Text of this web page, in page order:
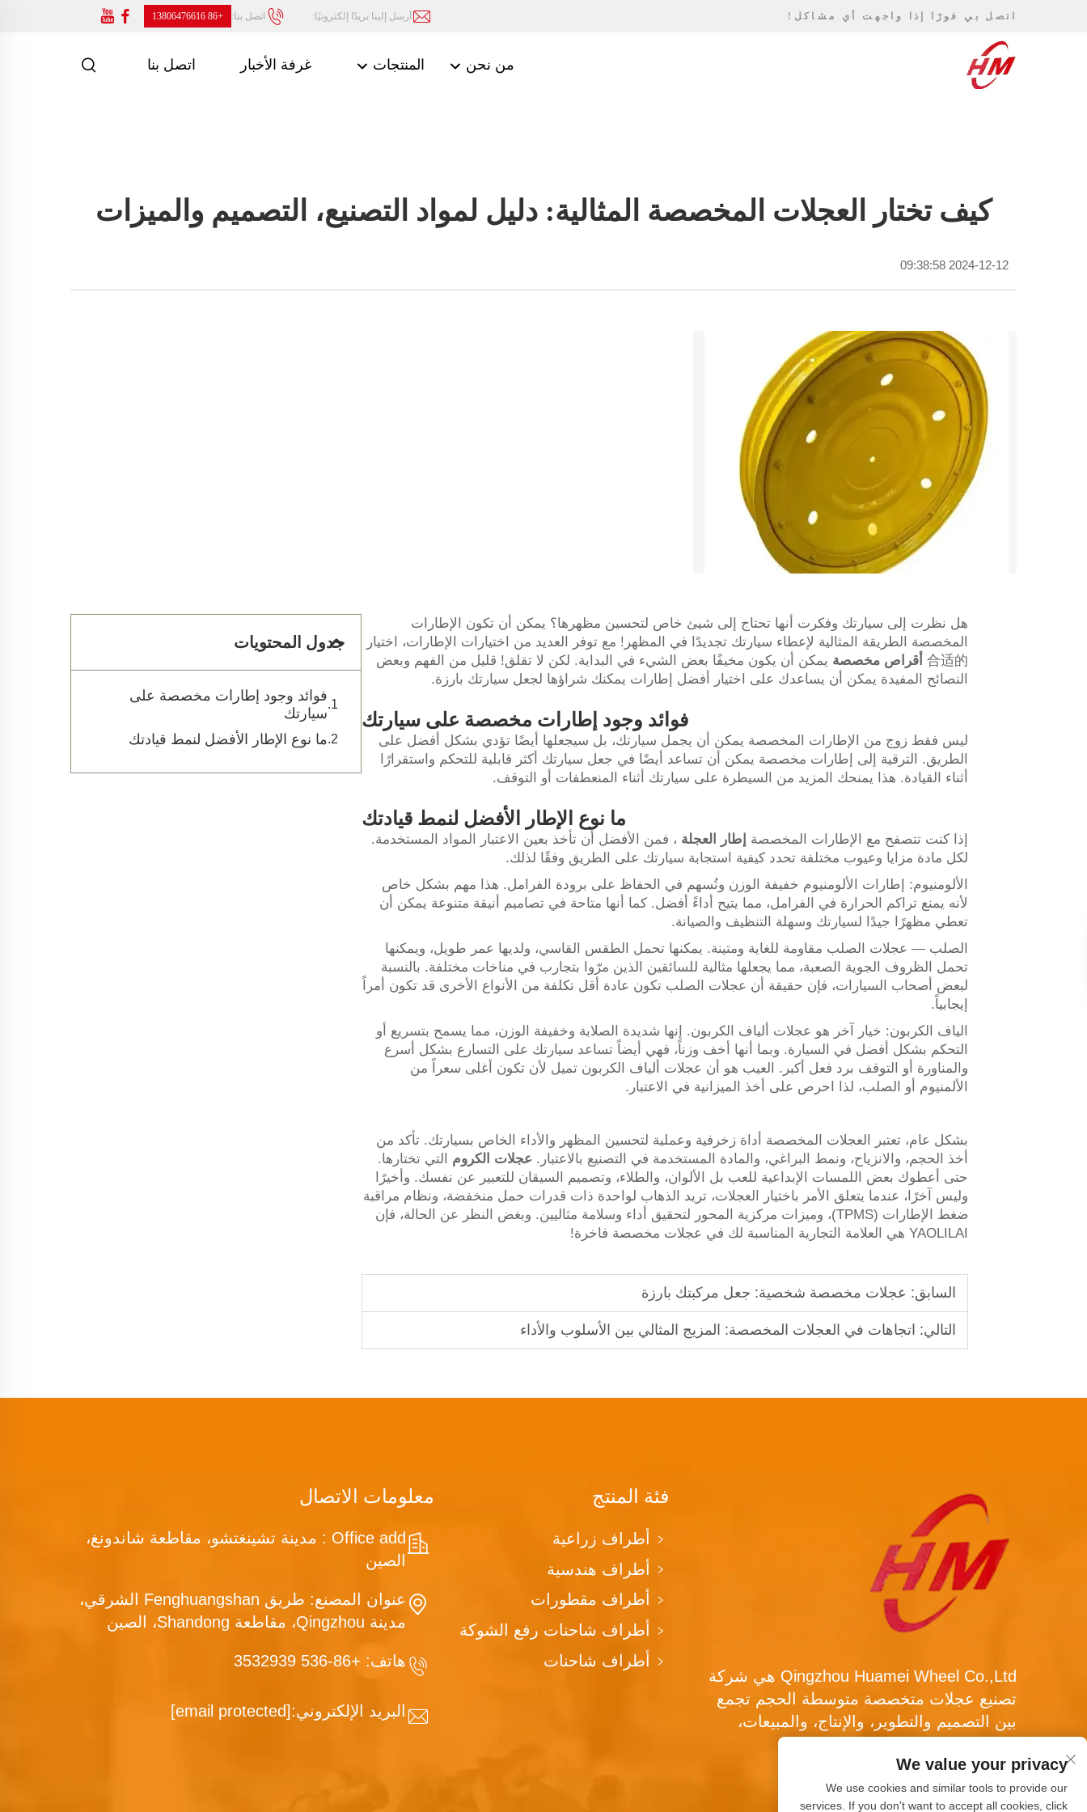
اتصل بي فورًا إذا واجهت أي مشاكل! أرسل إلينا بريدًا إلكترونيًا: اتصل بنا: +86 13806476616
من نحن المنتجات غرفة الأخبار اتصل بنا
كيف تختار العجلات المخصصة المثالية: دليل لمواد التصنيع، التصميم والميزات
2024-12-12 09:38:58
هل نظرت إلى سيارتك وفكرت أنها تحتاج إلى شيئ خاص لتحسين مظهرها؟ يمكن أن تكون الإطارات
المخصصة الطريقة المثالية لإعطاء سيارتك تجديدًا في المظهر! مع توفر العديد من اختيارات الإطارات، اختيار
合适的 أقراص مخصصة يمكن أن يكون مخيفًا بعض الشيء في البداية. لكن لا تقلق! قليل من الفهم وبعض
النصائح المفيدة يمكن أن يساعدك على اختيار أفضل إطارات يمكنك شراؤها لجعل سيارتك بارزة.
فوائد وجود إطارات مخصصة على سيارتك
ليس فقط زوج من الإطارات المخصصة يمكن أن يجمل سيارتك، بل سيجعلها أيضًا تؤدي بشكل أفضل على
الطريق. الترقية إلى إطارات مخصصة يمكن أن تساعد أيضًا في جعل سيارتك أكثر قابلية للتحكم واستقرارًا
أثناء القيادة. هذا يمنحك المزيد من السيطرة على سيارتك أثناء المنعطفات أو التوقف.
ما نوع الإطار الأفضل لنمط قيادتك
إذا كنت تتصفح مع الإطارات المخصصة إطار العجلة ، فمن الأفضل أن تأخذ بعين الاعتبار المواد المستخدمة.
لكل مادة مزايا وعيوب مختلفة تحدد كيفية استجابة سيارتك على الطريق وفقًا لذلك.
الألومنيوم: إطارات الألومنيوم خفيفة الوزن وتُسهم في الحفاظ على برودة الفرامل. هذا مهم بشكل خاص
لأنه يمنع تراكم الحرارة في الفرامل، مما يتيح أداءً أفضل. كما أنها متاحة في تصاميم أنيقة متنوعة يمكن أن
تعطي مظهرًا جيدًا لسيارتك وسهلة التنظيف والصيانة.
الصلب — عجلات الصلب مقاومة للغاية ومتينة. يمكنها تحمل الطقس القاسي، ولديها عمر طويل، ويمكنها
تحمل الظروف الجوية الصعبة، مما يجعلها مثالية للسائقين الذين مرّوا بتجارب في مناخات مختلفة. بالنسبة
لبعض أصحاب السيارات، فإن حقيقة أن عجلات الصلب تكون عادة أقل تكلفة من الأنواع الأخرى قد تكون أمراً
إيجابياً.
الياف الكربون: خيار آخر هو عجلات ألياف الكربون. إنها شديدة الصلابة وخفيفة الوزن، مما يسمح بتسريع أو
التحكم بشكل أفضل في السيارة. وبما أنها أخف وزناً، فهي أيضاً تساعد سيارتك على التسارع بشكل أسرع
والمناورة أو التوقف برد فعل أكبر. العيب هو أن عجلات ألياف الكربون تميل لأن تكون أغلى سعراً من
الألمنيوم أو الصلب، لذا احرص على أخذ الميزانية في الاعتبار.
بشكل عام، تعتبر العجلات المخصصة أداة زخرفية وعملية لتحسين المظهر والأداء الخاص بسيارتك. تأكد من
أخذ الحجم، والانزياح، ونمط البراغي، والمادة المستخدمة في التصنيع بالاعتبار. عجلات الكروم
التي تختارها.
حتى أعطوك بعض اللمسات الإبداعية للعب بل الألوان، والطلاء، وتصميم السيقان للتعبير عن نفسك. وأخيرًا
وليس آخرًا، عندما يتعلق الأمر باختيار العجلات، تريد الذهاب لواحدة ذات قدرات حمل منخفضة، ونظام مراقبة
ضغط الإطارات (TPMS)، وميزات مركزية المحور لتحقيق أداء وسلامة مثاليين. وبغض النظر عن الحالة، فإن
YAOLILAI هي العلامة التجارية المناسبة لك في عجلات مخصصة فاخرة!
السابق: عجلات مخصصة شخصية: جعل مركبتك بارزة
التالي: اتجاهات في العجلات المخصصة: المزيج المثالي بين الأسلوب والأداء
جدول المحتويات
فوائد وجود إطارات مخصصة على
سيارتك
ما نوع الإطار الأفضل لنمط قيادتك
Qingzhou Huamei Wheel Co.,Ltd هي شركة
تصنيع عجلات متخصصة متوسطة الحجم تجمع
بين التصميم والتطوير، والإنتاج، والمبيعات،
فئة المنتج
أطراف زراعية
أطراف هندسية
أطراف مقطورات
أطراف شاحنات رفع الشوكة
أطراف شاحنات
معلومات الاتصال
Office add : مدينة تشينغتشو، مقاطعة شاندونغ،
الصين
عنوان المصنع: طريق Fenghuangshan الشرقي،
مدينة Qingzhou، مقاطعة Shandong، الصين
هاتف: +86-536 3532939
البريد الإلكتروني:[email protected]
We value your privacy
We use cookies and similar tools to provide our
services. If you don't want to accept all cookies, click